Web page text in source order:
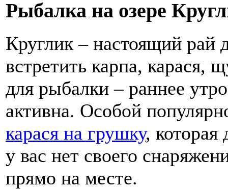
Рыбалка на озере
Круглик – настоящий рай
встретить карпа, карася,
для рыбалки – раннее
активна. Особой
карася на грушку, которая
у вас нет своего
прямо на месте.